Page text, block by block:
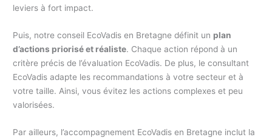
leviers à fort impact.
Puis, notre conseil EcoVadis en Bretagne définit un plan
d’actions priorisé et réaliste. Chaque action répond à un
critère précis de l’évaluation EcoVadis. De plus, le consultant
EcoVadis adapte les recommandations à votre secteur et à
votre taille. Ainsi, vous évitez les actions complexes et peu
valorisées.
Par ailleurs, l’accompagnement EcoVadis en Bretagne inclut la